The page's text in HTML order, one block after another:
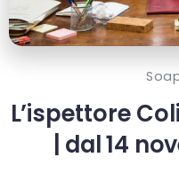
L’ispettore
| dal 14